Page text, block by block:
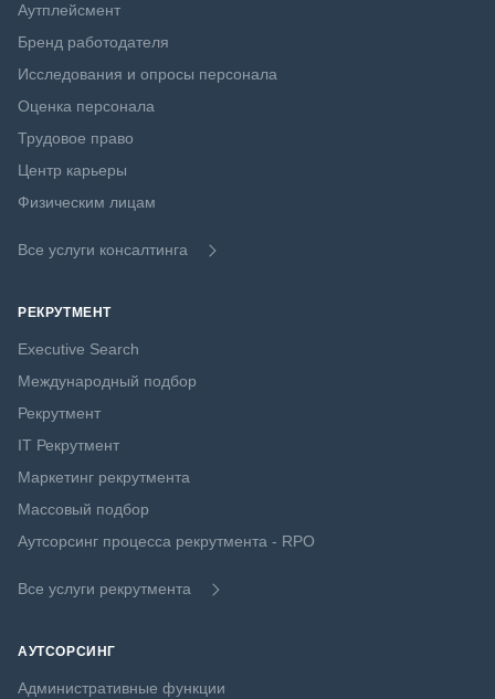
Аутплейсмент
Бренд работодателя
Исследования и опросы персонала
Оценка персонала
Трудовое право
Центр карьеры
Физическим лицам
Все услуги консалтинга
РЕКРУТМЕНТ
Executive Search
Международный подбор
Рекрутмент
IT Рекрутмент
Маркетинг рекрутмента
Массовый подбор
Аутсорсинг процесса рекрутмента - RPO
Все услуги рекрутмента
АУТСОРСИНГ
Административные функции